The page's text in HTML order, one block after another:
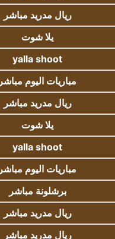
ريال مدريد مباشر
يلا شوت
yalla shoot
مباريات اليوم مباشر
ريال مدريد مباشر
يلا شوت
yalla shoot
مباريات اليوم مباشر
برشلونة مباشر
ريال مدريد مباشر
ريال مدريد مباشر